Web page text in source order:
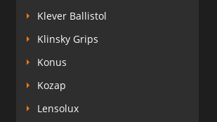
Klever Ballistol
Klinsky Grips
Konus
Kozap
Lensolux